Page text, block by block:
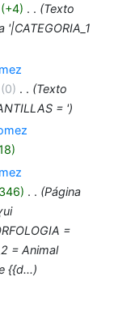
+4
Texto
0
Texto
= '
Página
=
= Animal
{{d...